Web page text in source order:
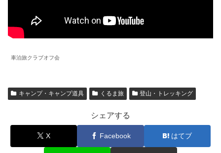
車泊旅クラブオフ会
キャンプ・キャンプ道具 くるま旅 登山・トレッキング
シェアする
X Facebook はてブ